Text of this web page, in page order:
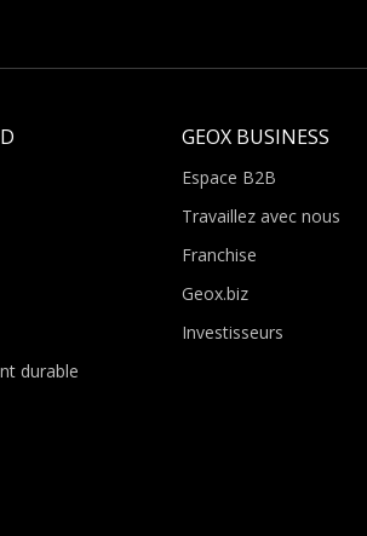
durable
GEOX BUSINESS
Espace B2B
Travaillez avec nous
Franchise
Geox.biz
Investisseurs